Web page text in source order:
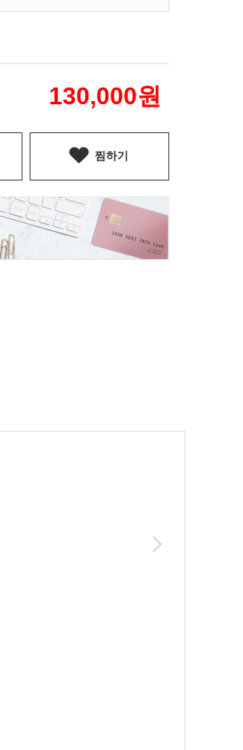
130,000원
찜하기